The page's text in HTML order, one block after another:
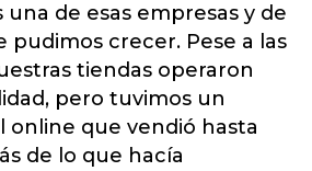
una de esas empresas y de
pudimos crecer. Pese a las
tiendas operaron
pero tuvimos un
online que vendió hasta
de lo que hacía